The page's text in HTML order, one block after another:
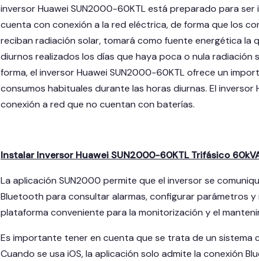
inversor Huawei SUN2000-60KTL está preparado para
cuenta con conexión a la red eléctrica, de forma que los
reciban radiación solar, tomará como fuente energética la
diurnos realizados los días que haya poca o nula
forma, el inversor Huawei SUN2000-60KTL ofrece un
consumos habituales durante las horas diurnas. El
conexión a red que no cuentan con baterías.
Instalar Inversor Huawei SUN2000-60KTL Trifásico
La aplicación SUN2000 permite que el inversor se
Bluetooth para consultar alarmas, configurar parámetros
plataforma conveniente para la monitorización y el
Es importante tener en cuenta que se trata de un sistema
Cuando se usa iOS, la aplicación solo admite la conexión